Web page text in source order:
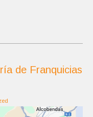
de Franquicias